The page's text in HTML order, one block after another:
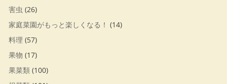
害虫 (26)
家庭菜園がもっと楽しくなる！ (14)
料理 (57)
果物 (17)
果菜類 (100)